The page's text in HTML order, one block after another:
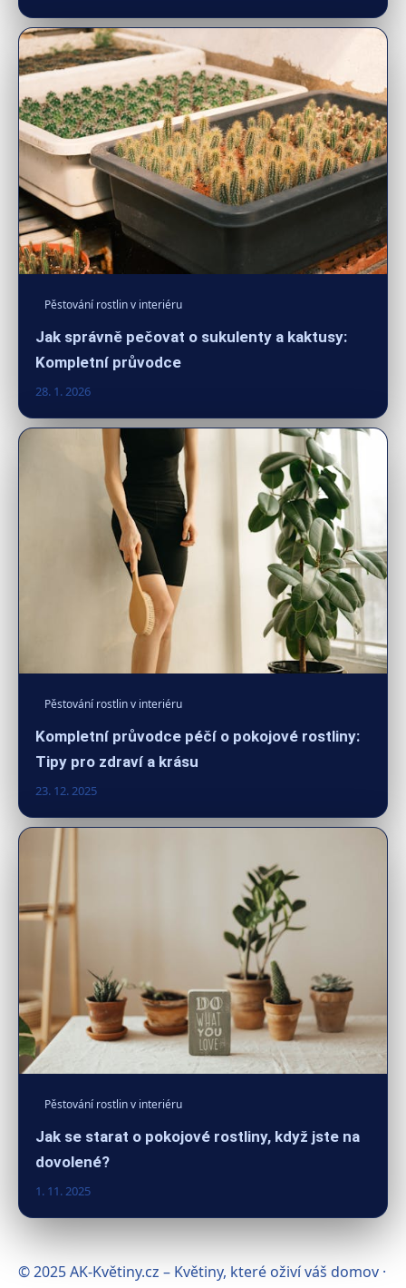
Pěstování rostlin v interiéru
Jak správně pečovat o sukulenty a kaktusy:
Kompletní průvodce
28. 1. 2026
Pěstování rostlin v interiéru
Kompletní průvodce péčí o pokojové rostliny:
Tipy pro zdraví a krásu
23. 12. 2025
Pěstování rostlin v interiéru
Jak se starat o pokojové rostliny, když jste na
dovolené?
1. 11. 2025
© 2025 AK-Květiny.cz – Květiny, které oživí váš domov ·